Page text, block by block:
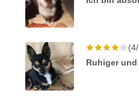
Ruhiger